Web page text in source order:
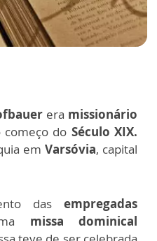
era missionário
do Século XIX.
em Varsóvia, capital
das empregadas
missa dominical